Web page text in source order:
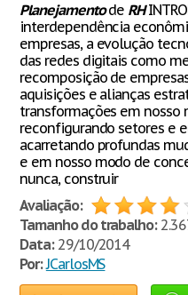
Planejamentode RH
interdependência
empresas, a evolução
das redes digitais como
recomposição de
aquisições e alianças
transformações em
reconfigurando setores e
acarretando profundas
e em nosso modo de
nunca, construir
Avaliação:
Tamanho do trabalho:
Data:29/10/2014
Por:JCarlosMS